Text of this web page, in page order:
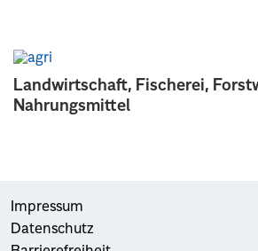
Landwirtschaft, Fischerei,
Nahrungsmittel
Impressum
Datenschutz